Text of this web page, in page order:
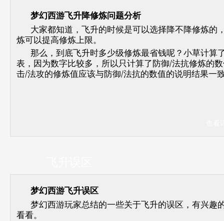
梦幻西游飞升降修炼问题分析
大家都知道，飞升的时候是可以选择降不降修炼的
炼可以提高修炼上限。
那么，到底飞升时多少级修炼最省钱呢？小草计算
表，因为数字比较多，所以只计算了防御/法抗修炼的
击/法攻的修炼值应该与防御/法抗的数值的说明结果一
梦幻西游飞升误区
梦幻西游玩家总结的一些关于飞升的误区，有兴趣
看看。